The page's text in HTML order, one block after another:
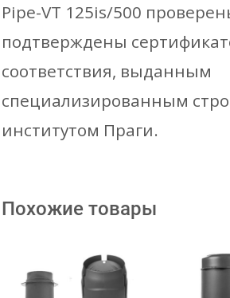
Pipe-VT 125is/500
подтверждены
соответствия, выданным
специализированным
институтом Праги.
Похожие товары